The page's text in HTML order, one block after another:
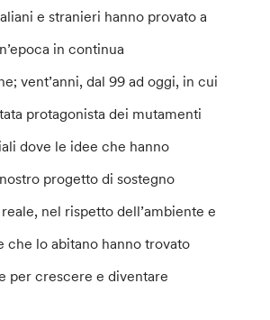
e stranieri hanno provato a
in continua
vent’anni, dal 99 ad oggi, in cui
protagonista dei mutamenti
dove le idee che hanno
progetto di sostegno
nel rispetto dell’ambiente e
che lo abitano hanno trovato
per crescere e diventare